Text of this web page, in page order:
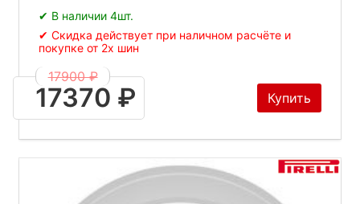
✔ В наличии 4шт.
✔ Скидка действует при наличном расчёте и
покупке от 2х шин
17900 ₽
17370 ₽ Купить